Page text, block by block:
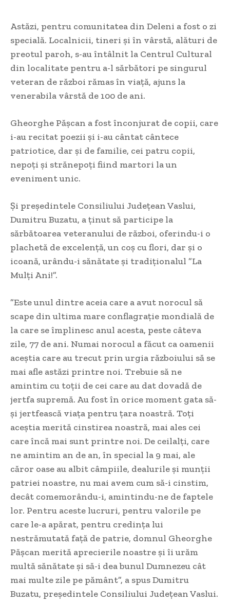
Astăzi, pentru comunitatea din Deleni a fost o zi
specială. Localnicii, tineri și în vârstă, alături de
preotul paroh, s-au întâlnit la Centrul Cultural
din localitate pentru a-l sărbători pe singurul
veteran de război rămas în viață, ajuns la
venerabila vârstă de 100 de ani.
Gheorghe Pășcan a fost înconjurat de copii, care
i-au recitat poezii și i-au cântat cântece
patriotice, dar și de familie, cei patru copii,
nepoți și strănepoți fiind martori la un
eveniment unic.
Și președintele Consiliului Județean Vaslui,
Dumitru Buzatu, a ținut să participe la
sărbătoarea veteranului de război, oferindu-i o
plachetă de excelență, un coș cu flori, dar și o
icoană, urându-i sănătate și tradiționalul ”La
Mulți Ani!”.
”Este unul dintre aceia care a avut norocul să
scape din ultima mare conflagrație mondială de
la care se împlinesc anul acesta, peste câteva
zile, 77 de ani. Numai norocul a făcut ca oamenii
aceștia care au trecut prin urgia războiului să se
mai afle astăzi printre noi. Trebuie să ne
amintim cu toții de cei care au dat dovadă de
jertfa supremă. Au fost în orice moment gata să-
și jertfească viața pentru țara noastră. Toți
aceștia merită cinstirea noastră, mai ales cei
care încă mai sunt printre noi. De ceilalți, care
ne amintim an de an, în special la 9 mai, ale
căror oase au albit câmpiile, dealurile și munții
patriei noastre, nu mai avem cum să-i cinstim,
decât comemorându-i, amintindu-ne de faptele
lor. Pentru aceste lucruri, pentru valorile pe
care le-a apărat, pentru credința lui
nestrămutată față de patrie, domnul Gheorghe
Pășcan merită aprecierile noastre și îi urăm
multă sănătate și să-i dea bunul Dumnezeu cât
mai multe zile pe pământ”, a spus Dumitru
Buzatu, președintele Consiliului Județean Vaslui.